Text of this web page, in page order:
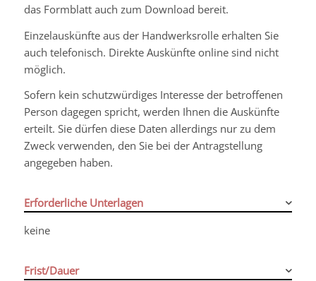
das Formblatt auch zum Download bereit.
Einzelauskünfte aus der Handwerksrolle erhalten Sie
auch telefonisch. Direkte Auskünfte online sind nicht
möglich.
Sofern kein schutzwürdiges Interesse der betroffenen
Person dagegen spricht, werden Ihnen die Auskünfte
erteilt. Sie dürfen diese Daten allerdings nur zu dem
Zweck verwenden, den Sie bei der Antragstellung
angegeben haben.
Erforderliche Unterlagen
keine
Frist/Dauer